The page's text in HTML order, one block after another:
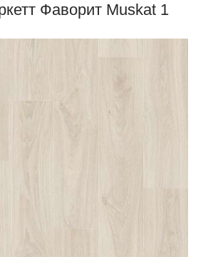
Фаворит Muskat 1